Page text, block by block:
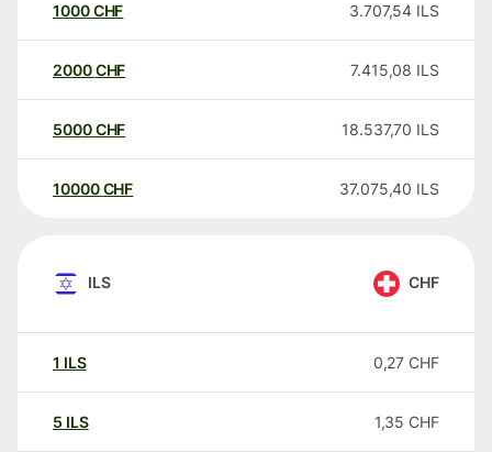
1000CHF 3.707,54 ILS
2000CHF 7.415,08 ILS
5000CHF 18.537,70 ILS
10000 CHF 37.075,40 ILS
ILS CHF
1 ILS 0,27 CHF
5 ILS 1,35 CHF